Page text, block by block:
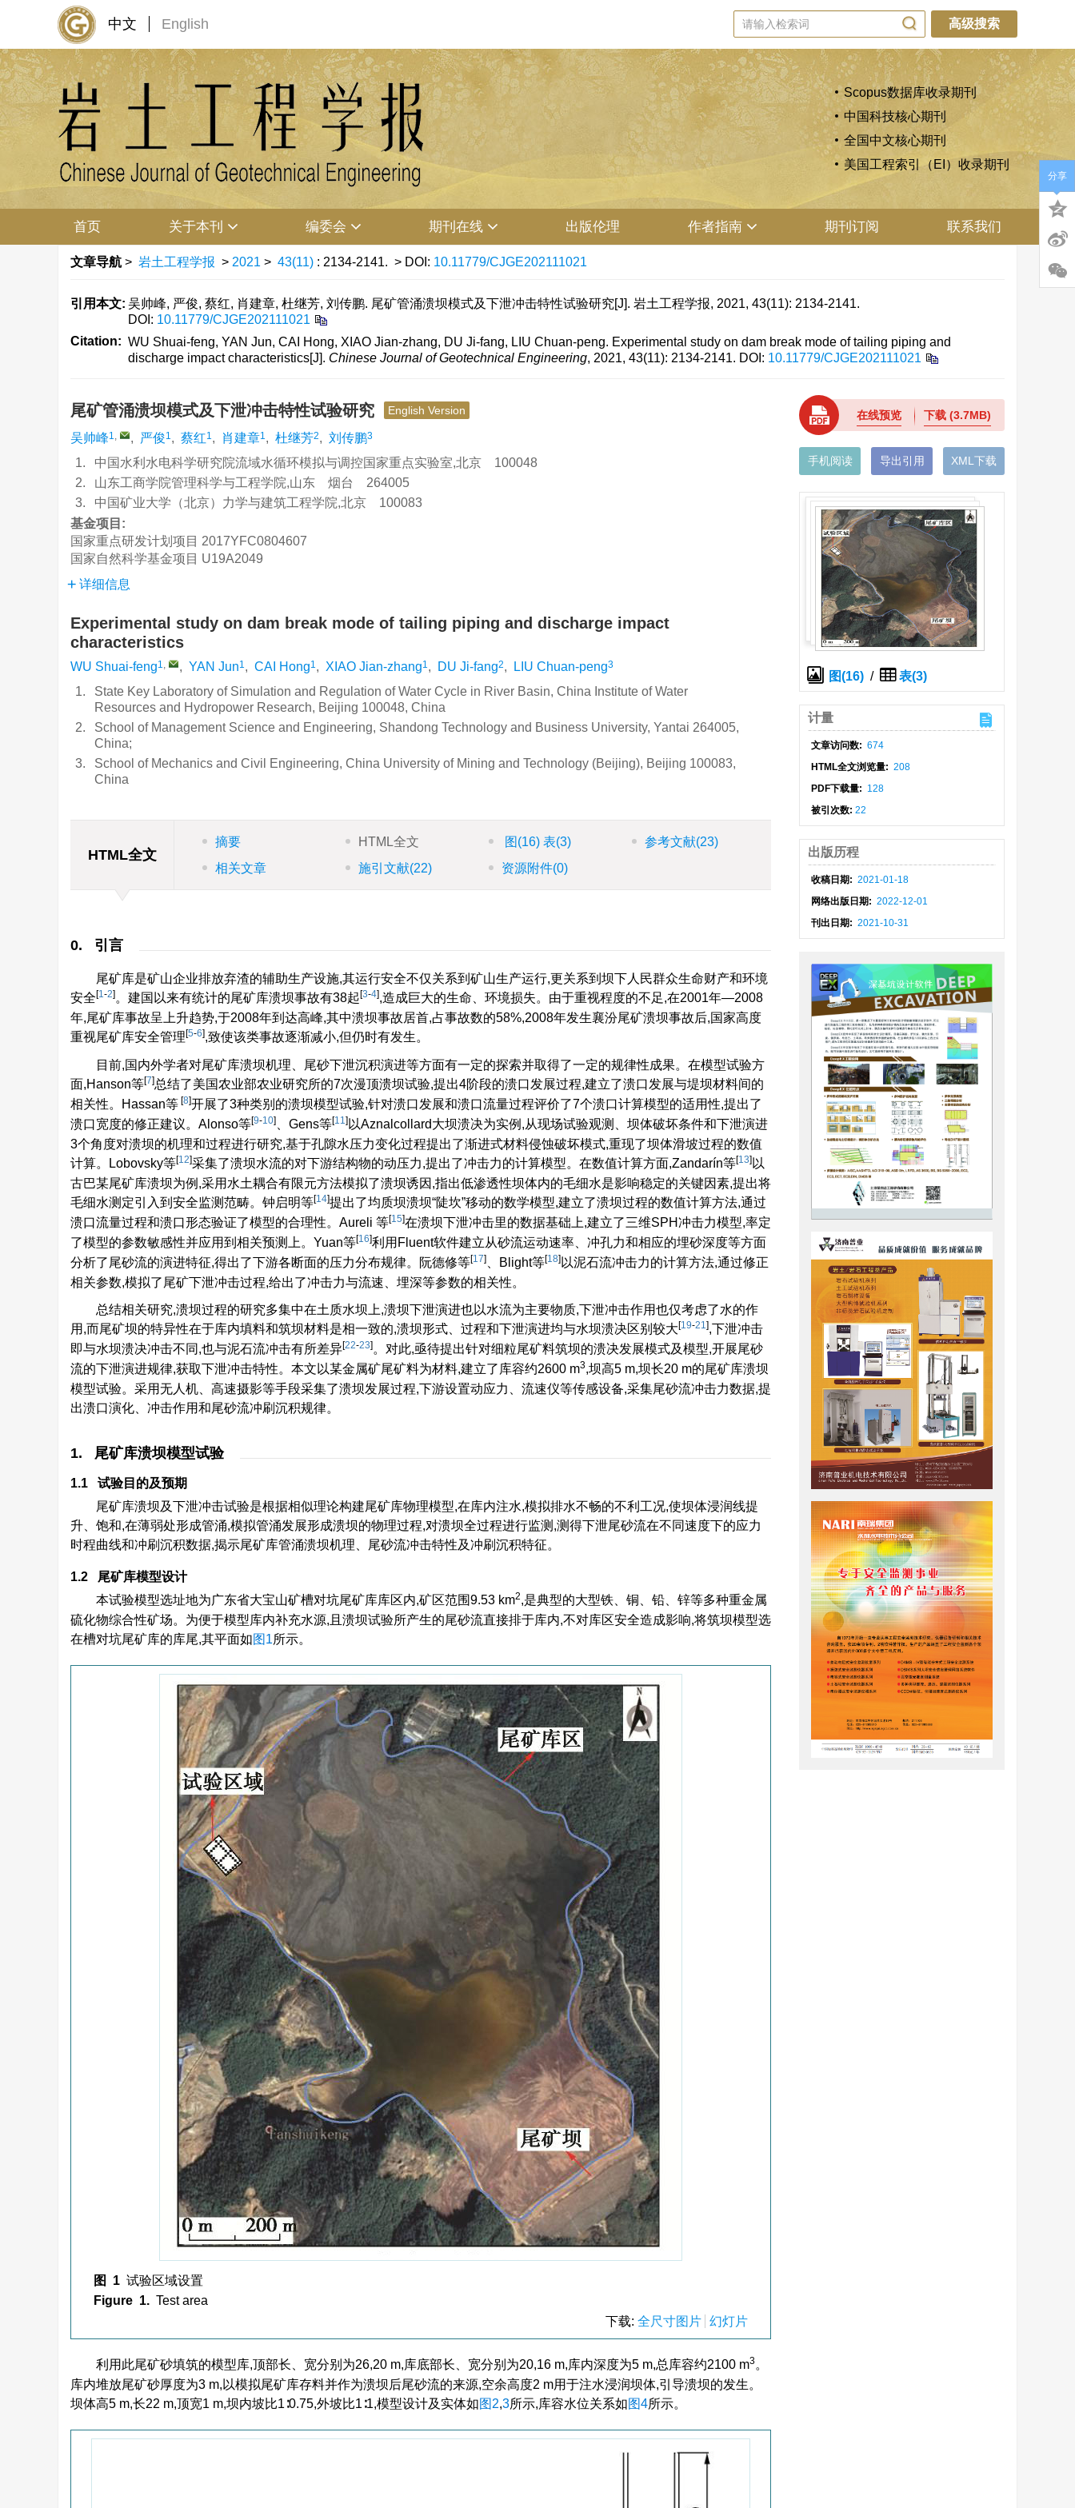
中文 English 高级搜索
Scopus数据库收录期刊
中国科技核心期刊
全国中文核心期刊
美国工程索引（EI）收录期刊
首页 关于本刊 编委会 期刊在线 出版伦理 作者指南 期刊订阅 联系我们
文章导航 > 岩土工程学报 > 2021 > 43(11) : 2134-2141. > DOI: 10.11779/CJGE202111021
引用本文: 吴帅峰, 严俊, 蔡红, 肖建章, 杜继芳, 刘传鹏. 尾矿管涌溃坝模式及下泄冲击特性试验研究[J]. 岩土工程学报, 2021, 43(11): 2134-2141.
DOI: 10.11779/CJGE202111021
Citation: WU Shuai-feng, YAN Jun, CAI Hong, XIAO Jian-zhang, DU Ji-fang, LIU Chuan-peng. Experimental study on dam break mode of tailing piping and
discharge impact characteristics[J]. Chinese Journal of Geotechnical Engineering, 2021, 43(11): 2134-2141. DOI: 10.11779/CJGE202111021
尾矿管涌溃坝模式及下泄冲击特性试验研究 English Version
吴帅峰1, , 严俊1, 蔡红1, 肖建章1, 杜继芳2, 刘传鹏3
1.
中国水利水电科学研究院流域水循环模拟与调控国家重点实验室,北京 100048
2.
山东工商学院管理科学与工程学院,山东 烟台 264005
3.
中国矿业大学（北京）力学与建筑工程学院,北京 100083
基金项目:
国家重点研发计划项目 2017YFC0804607
国家自然科学基金项目 U19A2049
详细信息
Experimental study on dam break mode of tailing piping and discharge impact
characteristics
WU Shuai-feng1, , YAN Jun1, CAI Hong1, XIAO Jian-zhang1, DU Ji-fang2, LIU Chuan-peng3
1.
State Key Laboratory of Simulation and Regulation of Water Cycle in River Basin, China Institute of Water
Resources and Hydropower Research, Beijing 100048, China
2.
School of Management Science and Engineering, Shandong Technology and Business University, Yantai 264005,
China;
3.
School of Mechanics and Civil Engineering, China University of Mining and Technology (Beijing), Beijing 100083,
China
HTML全文
摘要 HTML全文 图 (16) 表(3) 参考文献(23)
相关文章
施引文献(22) 资源附件(0)
0. 引言
尾矿库是矿山企业排放弃渣的辅助生产设施,其运行安全不仅关系到矿山生产运行,更关系到坝下人民群众生命财产和环境
安全[1-2] 。建国以来有统计的尾矿库溃坝事故有38起[3-4],造成巨大的生命、环境损失。由于重视程度的不足,在2001年—2008
年,尾矿库事故呈上升趋势,于2008年到达高峰,其中溃坝事故居首,占事故数的58%,2008年发生襄汾尾矿溃坝事故后,国家高度
重视尾矿库安全管理[5-6],致使该类事故逐渐减小,但仍时有发生。
目前,国内外学者对尾矿库溃坝机理、尾砂下泄沉积演进等方面有一定的探索并取得了一定的规律性成果。在模型试验方
面,Hanson等[7]总结了美国农业部农业研究所的7次漫顶溃坝试验,提出4阶段的溃口发展过程,建立了溃口发展与堤坝材料间的
相关性。Hassan等 [8]开展了3种类别的溃坝模型试验,针对溃口发展和溃口流量过程评价了7个溃口计算模型的适用性,提出了
溃口宽度的修正建议。Alonso等[9-10] 、Gens等[11] 以Aznalcollard大坝溃决为实例,从现场试验观测、坝体破坏条件和下泄演进
3个角度对溃坝的机理和过程进行研究,基于孔隙水压力变化过程提出了渐进式材料侵蚀破坏模式,重现了坝体滑坡过程的数值
计算。Lobovsky等[12]采集了溃坝水流的对下游结构物的动压力,提出了冲击力的计算模型。在数值计算方面,Zandarín等[13] 以
古巴某尾矿库溃坝为例,采用水土耦合有限元方法模拟了溃坝诱因,指出低渗透性坝体内的毛细水是影响稳定的关键因素,提出将
毛细水测定引入到安全监测范畴。钟启明等[14]提出了均质坝溃坝“陡坎”移动的数学模型,建立了溃坝过程的数值计算方法,通过
溃口流量过程和溃口形态验证了模型的合理性。Aureli 等[15]在溃坝下泄冲击里的数据基础上,建立了三维SPH冲击力模型,率定
了模型的参数敏感性并应用到相关预测上。Yuan等[16]利用Fluent软件建立从砂流运动速率、冲孔力和相应的埋砂深度等方面
分析了尾砂流的演进特征,得出了下游各断面的压力分布规律。阮德修等[17] 、Blight等[18] 以泥石流冲击力的计算方法,通过修正
相关参数,模拟了尾矿下泄冲击过程,给出了冲击力与流速、埋深等参数的相关性。
总结相关研究,溃坝过程的研究多集中在土质水坝上,溃坝下泄演进也以水流为主要物质,下泄冲击作用也仅考虑了水的作
用,而尾矿坝的特异性在于库内填料和筑坝材料是相一致的,溃坝形式、过程和下泄演进均与水坝溃决区别较大[19-21],下泄冲击
即与水坝溃决冲击不同,也与泥石流冲击有所差异[22-23] 。对此,亟待提出针对细粒尾矿料筑坝的溃决发展模式及模型,开展尾砂
流的下泄演进规律,获取下泄冲击特性。本文以某金属矿尾矿料为材料,建立了库容约2600 m3,坝高5 m,坝长20 m的尾矿库溃坝
模型试验。采用无人机、高速摄影等手段采集了溃坝发展过程,下游设置动应力、流速仪等传感设备,采集尾砂流冲击力数据,提
出溃口演化、冲击作用和尾砂流冲刷沉积规律。
1. 尾矿库溃坝模型试验
1.1 试验目的及预期
尾矿库溃坝及下泄冲击试验是根据相似理论构建尾矿库物理模型,在库内注水,模拟排水不畅的不利工况,使坝体浸润线提
升、饱和,在薄弱处形成管涌,模拟管涌发展形成溃坝的物理过程,对溃坝全过程进行监测,测得下泄尾砂流在不同速度下的应力
时程曲线和冲刷沉积数据,揭示尾矿库管涌溃坝机理、尾砂流冲击特性及冲刷沉积特征。
1.2 尾矿库模型设计
本试验模型选址地为广东省大宝山矿槽对坑尾矿库库区内,矿区范围9.53 km2,是典型的大型铁、铜、铅、锌等多种重金属
硫化物综合性矿场。为便于模型库内补充水源,且溃坝试验所产生的尾砂流直接排于库内,不对库区安全造成影响,将筑坝模型选
在槽对坑尾矿库的库尾,其平面如图1所示。
图 1 试验区域设置
Figure 1. Test area
下载: 全尺寸图片 幻灯片
利用此尾矿砂填筑的模型库,顶部长、宽分别为26,20 m,库底部长、宽分别为20,16 m,库内深度为5 m,总库容约2100 m3。
库内堆放尾矿砂厚度为3 m,以模拟尾矿库存料并作为溃坝后尾砂流的来源,空余高度2 m用于注水浸润坝体,引导溃坝的发生。
坝体高5 m,长22 m,顶宽1 m,坝内坡比1∶0.75,外坡比1∶1,模型设计及实体如图2,3所示,库容水位关系如图4所示。
在线预览 下载(3.7MB)
手机阅读 导出引用 XML下载
图(16) / 表(3)
计量
文章访问数: 674
HTML全文浏览量: 208
PDF下载量: 128
被引次数:22
出版历程
收稿日期: 2021-01-18
网络出版日期: 2022-12-01
刊出日期: 2021-10-31
分享